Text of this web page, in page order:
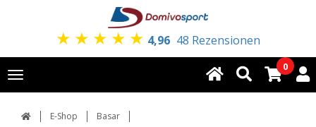
★ ★ ★ ★ ★ 4,96 48 Rezensionen
Toggle
navigation
0
E-Shop
Basar